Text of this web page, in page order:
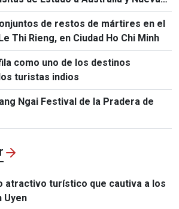
de restos de mártires en el
Thi Rieng, en Ciudad Ho Chi Minh
como uno de los destinos
turistas indios
Ngai Festival de la Pradera de
atractivo turístico que cautiva a los
Uyen